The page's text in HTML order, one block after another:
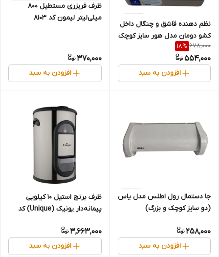
نظم دهنده قاشق و چنگال داخل
کشو دومان مدل هور سایز کوچک
678,000
18%
554,000
افزودن به سبد
ظرف فریزری مستطیل ۸۰۰
میلی‌لیتر لیمون کد ۸۱۰۳
370,000
افزودن به سبد
جا دستمال رول اطلس مدل یاس
(دو سایز کوچک و بزرگ)
258,000
افزودن به سبد
ظرف برنج استیل ۱۰ کیلویی
پیمانه‌دار یونیک (Unique) کد
3,663,000
افزودن به سبد